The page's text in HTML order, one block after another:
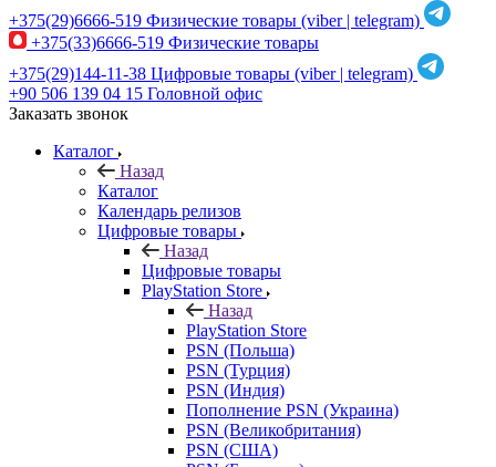
+375(29)6666-519 Физические товары (viber | telegram)
+375(33)6666-519 Физические товары
+375(29)144-11-38 Цифровые товары (viber | telegram)
+90 506 139 04 15 Головной офис
Заказать звонок
Каталог
Назад
Каталог
Календарь релизов
Цифровые товары
Назад
Цифровые товары
PlayStation Store
Назад
PlayStation Store
PSN (Польша)
PSN (Турция)
PSN (Индия)
Пополнение PSN (Украина)
PSN (Великобритания)
PSN (США)